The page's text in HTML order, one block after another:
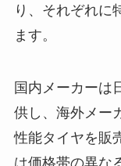
り、それぞれに
ます。
国内メーカーは
供し、海外メー
性能タイヤを販